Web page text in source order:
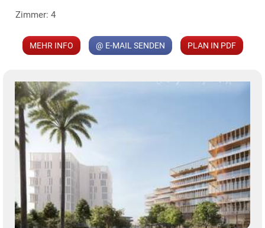
KLIS
MER
Zimmer: 4
MEHR INFO @ E-MAIL SENDEN PLAN IN PDF